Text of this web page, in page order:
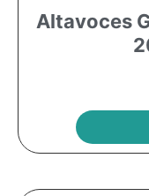
Altavoces